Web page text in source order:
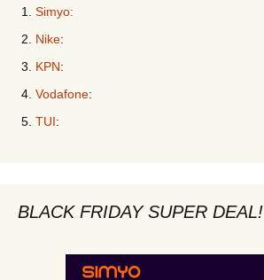
Simyo:
Nike:
KPN:
Vodafone:
TUI:
BLACK FRIDAY SUPER DEAL!